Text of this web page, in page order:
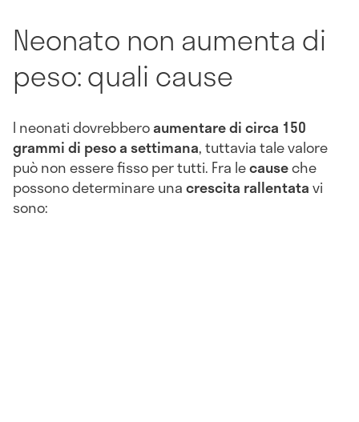
Neonato non aumenta di
peso: quali cause
I neonati dovrebberoaumentare di circa 150
grammi di peso a settimana, tuttavia tale valore
può non essere fisso per tutti. Fra lecauseche
possono determinare unacrescita rallentatavi
sono: